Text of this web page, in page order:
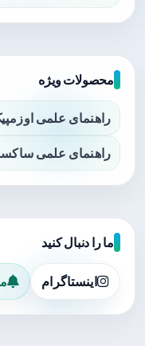
محصولات ویژه
راهنمای علمی
راهنمای علمی
ما را دنبال کنید
اینستاگرام